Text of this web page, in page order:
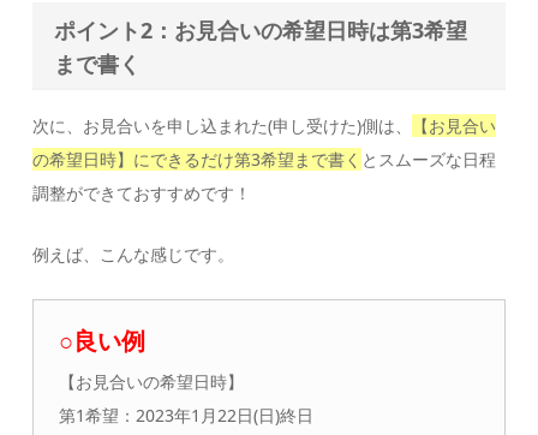
ポイント2：お見合いの希望日時は第3希望
まで書く
次に、お見合いを申し込まれた(申し受けた)側は、
【お見合い
の希望日時】にできるだけ第3希望まで書く とスムーズな日程
調整ができておすすめです！
例えば、こんな感じです。
○良い例
【お見合いの希望日時】
第1希望：2023年1月22日(日)終日